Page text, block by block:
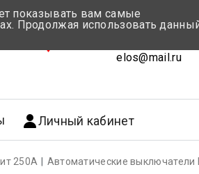
elos@mail.ru
Личный кабинет
250А Автоматические
показывать вам самые
Продолжая использовать